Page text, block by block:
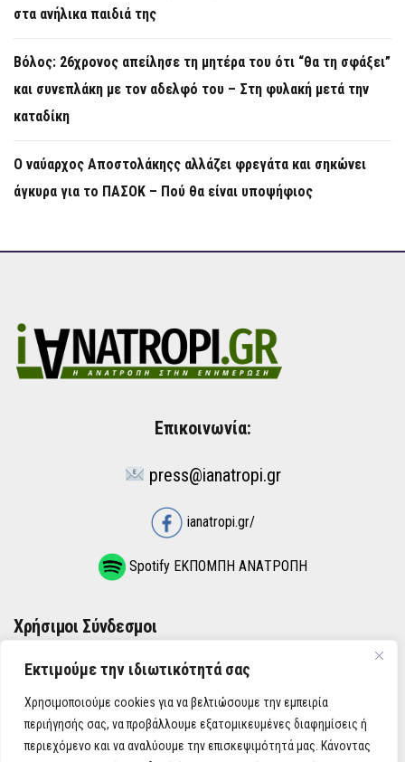
Εκτιμούμε την ιδιωτικότητά σας
Χρησιμοποιούμε cookies για να βελτιώσουμε την εμπειρία
περιήγησής σας, να προβάλλουμε εξατομικευμένες διαφημίσεις ή
περιεχόμενο και να αναλύουμε την επισκεψιμότητά μας. Κάνοντας
στα ανήλικα παιδιά της
Βόλος: 26χρονος απείλησε τη μητέρα του ότι “θα τη σφάξει”
και συνεπλάκη με τον αδελφό του – Στη φυλακή μετά την
καταδίκη
Ο ναύαρχος Αποστολάκηςς αλλάζει φρεγάτα και σηκώνει
άγκυρα για το ΠΑΣΟΚ – Πού θα είναι υποψήφιος
Επικοινωνία:
press@ianatropi.gr
ianatropi.gr/
Spotify ΕΚΠΟΜΠΗ ΑΝΑΤΡΟΠΗ
Χρήσιμοι Σύνδεσμοι
ΌΡΟΙ ΧΡΉΣΗΣ
ΠΟΛΙΤΙΚΉ ΑΠΟΡΡΉΤΟΥ